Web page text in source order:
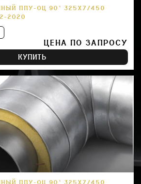
ППУ-ОЦ 90° 325Х7/450
2020
ЦЕНА ПО ЗАПРОСУ
КУПИТЬ
ППУ-ОЦ 90° 325Х7/450